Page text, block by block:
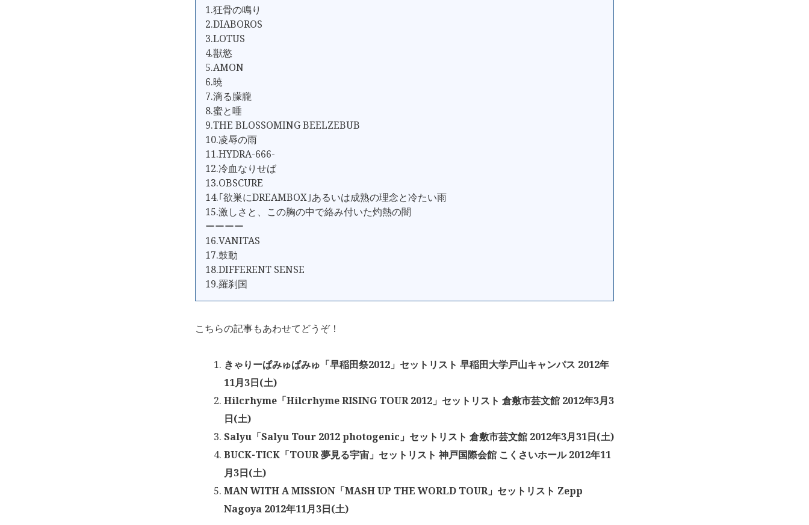
1.狂骨の鳴り
2.DIABOROS
3.LOTUS
4.獣慾
5.AMON
6.暁
7.滴る朦朧
8.蜜と唾
9.THE BLOSSOMING BEELZEBUB
10.凌辱の雨
11.HYDRA-666-
12.冷血なりせば
13.OBSCURE
14.｢欲巣にDREAMBOX｣あるいは成熟の理念と冷たい雨
15.激しさと、この胸の中で絡み付いた灼熱の闇
ーーーー
16.VANITAS
17.鼓動
18.DIFFERENT SENSE
19.羅刹国
こちらの記事もあわせてどうぞ！
きゃりーぱみゅぱみゅ「早稲田祭2012」セットリスト 早稲田大学戸山キャンパス 2012年
11月3日(土)
Hilcrhyme「Hilcrhyme RISING TOUR 2012」セットリスト 倉敷市芸文館 2012年3月3
日(土)
Salyu「Salyu Tour 2012 photogenic」セットリスト 倉敷市芸文館 2012年3月31日(土)
BUCK-TICK「TOUR 夢見る宇宙」セットリスト 神戸国際会館 こくさいホール 2012年11
月3日(土)
MAN WITH A MISSION「MASH UP THE WORLD TOUR」セットリスト Zepp
Nagoya 2012年11月3日(土)